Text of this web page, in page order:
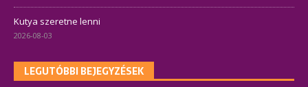
Kutya szeretne lenni
2026-08-03
LEGUTÓBBI BEJEGYZÉSEK